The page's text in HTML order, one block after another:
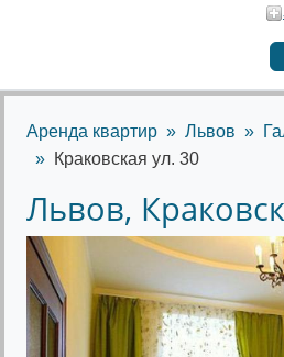
Аренда квартир Львов
Краковская ул. 30
Львов,